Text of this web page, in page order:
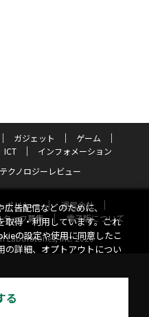
ガジェット
ゲーム
ICT
インフォメーション
クノロジーレビュー
ポリシー
運営会社
タッフ募集
電子版について
Laboratories, Inc. 2026
告配信などのために、
取得・利用しています。これ
の設定や使用に同意したこ
の詳細、オプトアウトについ
る